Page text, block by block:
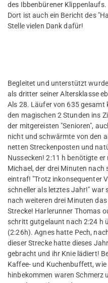
des Ibbenbürener Klippenlaufs.
Dort ist auch ein Bericht des
Stelle vielen Dank dafür!
Begleitet und unterstützt
als dritter seiner Altersklasse
Als 28. Läufer von 635
den magischen 2 Stunden ins
der mitgereisten "Senioren",
nicht und schwärmte von den
netten Streckenposten und
Nussecken! 2:11 h benötigte
Michael, der drei Minuten nach
eintraf! "Trotz inkonsequenter
schneller als letztes Jahr!" war
nach weiteren drei Minuten
Strecke! Harlerunner Thomas
schritt gutgelaunt nach 2:24 h
(2:26h). Agnes hatte Pech,
dieser Strecke hatte dieses
gebracht und ihr Knie lädiert!
Kaffee- und Kuchenbuffett,
hinbekommen waren Schmerz
Tennisschule
Walking Football
Wettkampfturnen
mobile
Freizeit
Service
SportWelt
Citylauf